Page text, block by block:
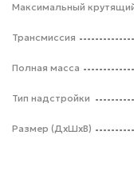
Максимальный
Трансмиссия
Полная масса
Тип надстройки
Размер (ДхШхВ)